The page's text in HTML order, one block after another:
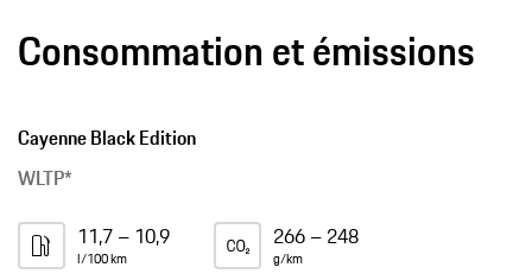
Consommation et émissions
Cayenne Black Edition
WLTP*
11,7 – 10,9
l/100 km
266 – 248
g/km